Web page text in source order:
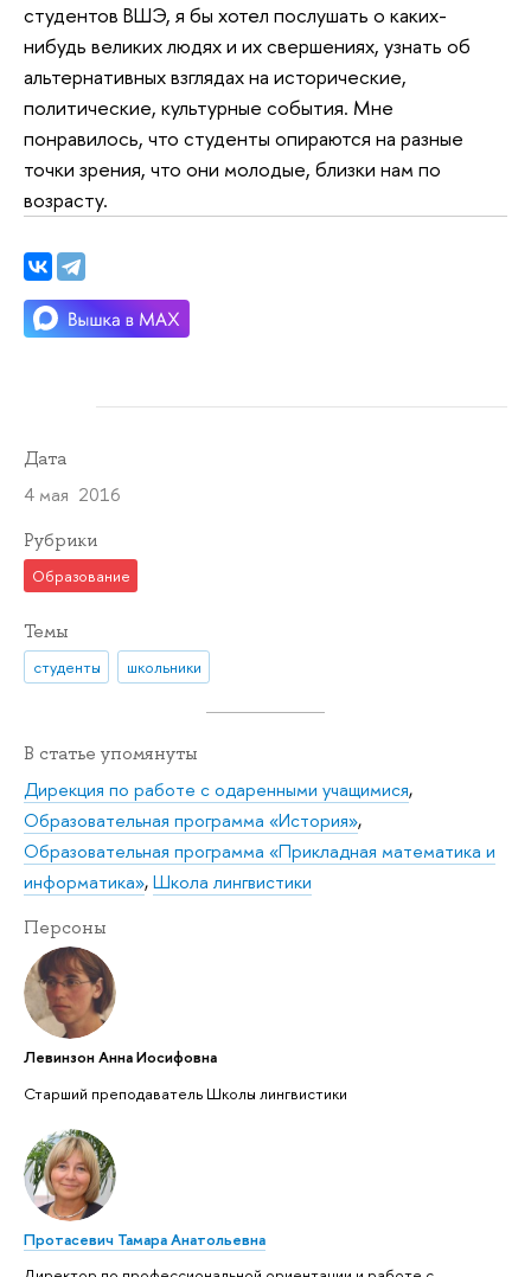
студентов ВШЭ, я бы хотел послушать о каких-
нибудь великих людях и их свершениях, узнать об
альтернативных взглядах на исторические,
политические, культурные события. Мне
понравилось, что студенты опираются на разные
точки зрения, что они молодые, близки нам по
возрасту.
Дата
4 мая 2016
Рубрики
Образование
Темы
студенты школьники
В статье упомянуты
Дирекция по работе с одаренными учащимися,
Образовательная программа «История»,
Образовательная программа «Прикладная математика и
информатика»,Школа лингвистики
Персоны
Левинзон Анна Иосифовна
Старший преподаватель Школы лингвистики
Протасевич Тамара Анатольевна